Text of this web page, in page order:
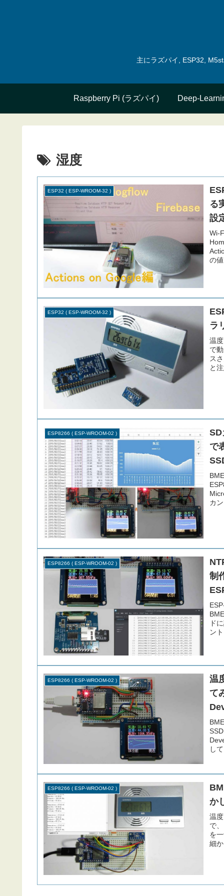
主にラズパイ, ESP32,
Raspberry Pi (ラズパイ) Deep-
湿度
ESP32 ( ESP-WROOM-32 )
る
設
Wi-
の
ESP32 ( ESP-WROOM-32 )
ラ
温
で
ス
と
ESP8266 ( ESP-WROOM-02 )
で
カ
ESP8266 ( ESP-WROOM-02 )
制
ド
ン
ESP8266 ( ESP-WROOM-02 )
温
て
し
ESP8266 ( ESP-WROOM-02 )
か
温
で
を
細